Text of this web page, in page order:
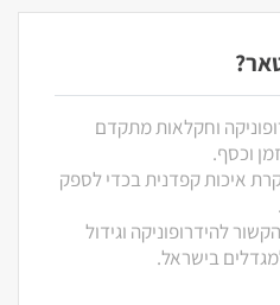
וחקלאות מתקדם
וכסף.
איכות קפדנית בכדי לספק
להידרופוניקה וגידול
בישראל.